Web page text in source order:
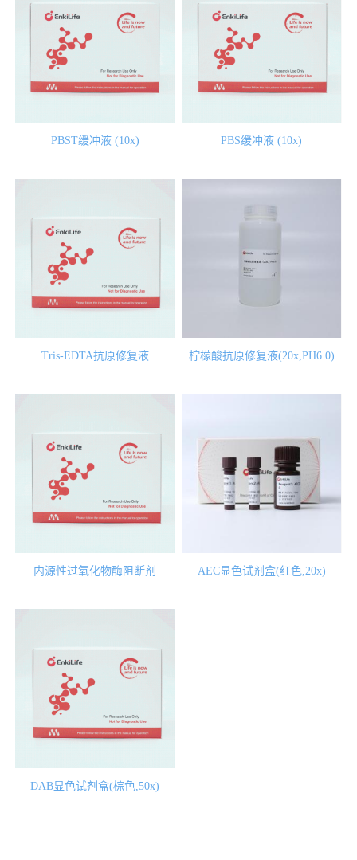
PBST缓冲液 (10x) PBS缓冲液 (10x)
Tris-EDTA抗原修复液 柠檬酸抗原修复液(20x,PH6.0)
内源性过氧化物酶阻断剂 AEC显色试剂盒(红色,20x)
DAB显色试剂盒(棕色,50x)